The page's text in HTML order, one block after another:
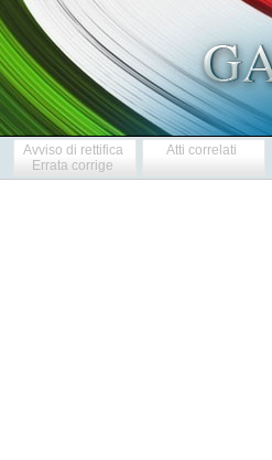
Avviso di rettifica
Errata corrige
Atti correlati